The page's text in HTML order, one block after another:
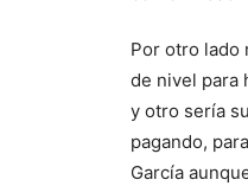
Por otro lado
de nivel para
y otro sería
pagando,
García